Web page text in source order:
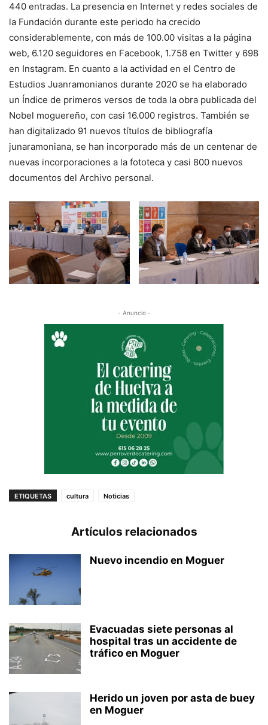
440 entradas. La presencia en Internet y redes sociales de
la Fundación durante este periodo ha crecido
considerablemente, con más de 100.00 visitas a la página
web, 6.120 seguidores en Facebook, 1.758 en Twitter y 698
en Instagram. En cuanto a la actividad en el Centro de
Estudios Juanramonianos durante 2020 se ha elaborado
un Índice de primeros versos de toda la obra publicada del
Nobel moguereño, con casi 16.000 registros. También se
han digitalizado 91 nuevos títulos de bibliografía
junaramoniana, se han incorporado más de un centenar de
nuevas incorporaciones a la fototeca y casi 800 nuevos
documentos del Archivo personal.
- Anuncio -
ETIQUETAS cultura Noticias
Artículos relacionados
Nuevo incendio en Moguer
Evacuadas siete personas al
hospital tras un accidente de
tráfico en Moguer
Herido un joven por asta de buey
en Moguer